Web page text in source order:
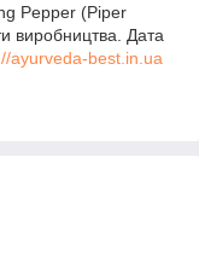
Pepper (Piper
виробництва. Дата
ayurveda-best.in.ua